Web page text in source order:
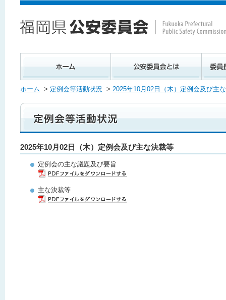
ホーム > 定例会等活動状況 > 2025年10月02日（木）定例会及び主
2025年10月02日（木）定例会及び主な決裁等
定例会の主な議題及び要旨
主な決裁等